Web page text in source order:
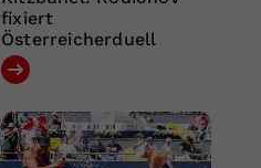
fixiert
Österreicherduell